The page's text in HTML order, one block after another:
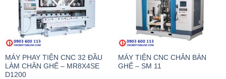
MÁY PHAY TIỆN CNC 32 ĐẦU
LÀM CHÂN GHẾ – MR8X4SE
D1200
MÁY TIỆN CNC CHÂN BÀN
GHẾ – SM 11